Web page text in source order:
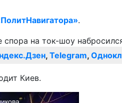
.
, Telegram,
Киев.